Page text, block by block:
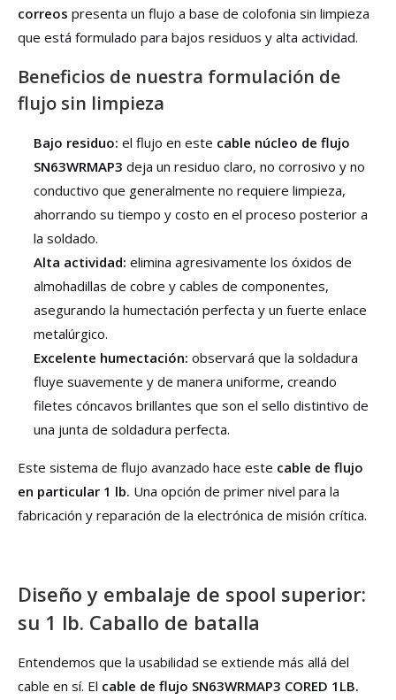
correos presenta un flujo a base de colofonia sin limpieza
que está formulado para bajos residuos y alta actividad.
Beneficios de nuestra formulación de
flujo sin limpieza
Bajo residuo: el flujo en este cable núcleo de flujo
SN63WRMAP3 deja un residuo claro, no corrosivo y no
conductivo que generalmente no requiere limpieza,
ahorrando su tiempo y costo en el proceso posterior a
la soldado.
Alta actividad: elimina agresivamente los óxidos de
almohadillas de cobre y cables de componentes,
asegurando la humectación perfecta y un fuerte enlace
metalúrgico.
Excelente humectación: observará que la soldadura
fluye suavemente y de manera uniforme, creando
filetes cóncavos brillantes que son el sello distintivo de
una junta de soldadura perfecta.
Este sistema de flujo avanzado hace este cable de flujo
en particular 1 lb. Una opción de primer nivel para la
fabricación y reparación de la electrónica de misión crítica.
Diseño y embalaje de spool superior:
su 1 lb. Caballo de batalla
Entendemos que la usabilidad se extiende más allá del
cable en sí. El cable de flujo SN63WRMAP3 CORED 1LB.